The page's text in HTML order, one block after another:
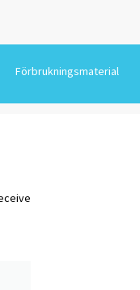
Förbrukningsmaterial